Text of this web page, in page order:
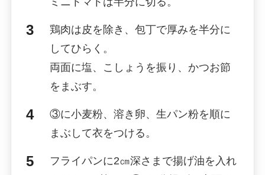
鶏肉は皮を除き、包丁で厚みを半分に
してひらく。
両面に塩、こしょうを振り、かつお節
をまぶす。
③に小麦粉、溶き卵、生パン粉を順に
まぶして衣をつける。
フライパンに2㎝深さまで揚げ油を入れ